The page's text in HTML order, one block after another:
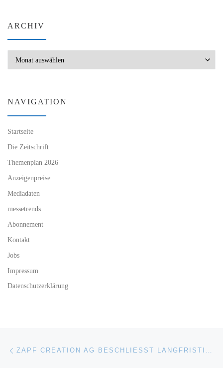
ARCHIV
NAVIGATION
Startseite
Die Zeitschrift
Themenplan 2026
Anzeigenpreise
Mediadaten
messetrends
Abonnement
Kontakt
Jobs
Impressum
Datenschutzerklärung
Beitragsnavigation ZAPF CREATION AG BESCHLIESST LANGFRISTIGE NEUBESETZUNG DES VORSTANDS